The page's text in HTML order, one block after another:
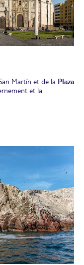
Martín et de la Plaza
et la
abritait la civilisation
C. et 200 ap. J.-C.